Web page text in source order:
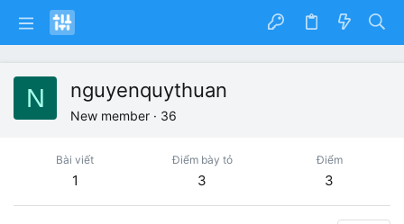
N nguyenquythuan
New member · 36
Bài viết
1
Điểm bày tỏ
3
Điểm
3